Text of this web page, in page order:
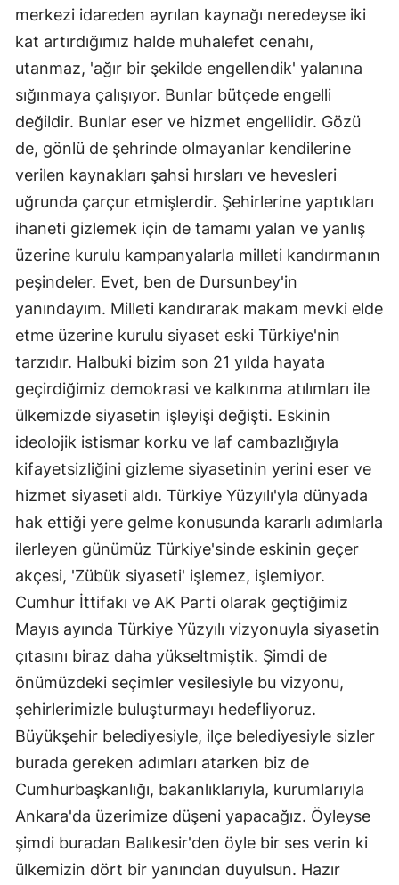
merkezi idareden ayrılan kaynağı neredeyse iki
kat artırdığımız halde muhalefet cenahı,
utanmaz, 'ağır bir şekilde engellendik' yalanına
sığınmaya çalışıyor. Bunlar bütçede engelli
değildir. Bunlar eser ve hizmet engellidir. Gözü
de, gönlü de şehrinde olmayanlar kendilerine
verilen kaynakları şahsi hırsları ve hevesleri
uğrunda çarçur etmişlerdir. Şehirlerine yaptıkları
ihaneti gizlemek için de tamamı yalan ve yanlış
üzerine kurulu kampanyalarla milleti kandırmanın
peşindeler. Evet, ben de Dursunbey'in
yanındayım. Milleti kandırarak makam mevki elde
etme üzerine kurulu siyaset eski Türkiye'nin
tarzıdır. Halbuki bizim son 21 yılda hayata
geçirdiğimiz demokrasi ve kalkınma atılımları ile
ülkemizde siyasetin işleyişi değişti. Eskinin
ideolojik istismar korku ve laf cambazlığıyla
kifayetsizliğini gizleme siyasetinin yerini eser ve
hizmet siyaseti aldı. Türkiye Yüzyılı'yla dünyada
hak ettiği yere gelme konusunda kararlı adımlarla
ilerleyen günümüz Türkiye'sinde eskinin geçer
akçesi, 'Zübük siyaseti' işlemez, işlemiyor.
Cumhur İttifakı ve AK Parti olarak geçtiğimiz
Mayıs ayında Türkiye Yüzyılı vizyonuyla siyasetin
çıtasını biraz daha yükseltmiştik. Şimdi de
önümüzdeki seçimler vesilesiyle bu vizyonu,
şehirlerimizle buluşturmayı hedefliyoruz.
Büyükşehir belediyesiyle, ilçe belediyesiyle sizler
burada gereken adımları atarken biz de
Cumhurbaşkanlığı, bakanlıklarıyla, kurumlarıyla
Ankara'da üzerimize düşeni yapacağız. Öyleyse
şimdi buradan Balıkesir'den öyle bir ses verin ki
ülkemizin dört bir yanından duyulsun. Hazır